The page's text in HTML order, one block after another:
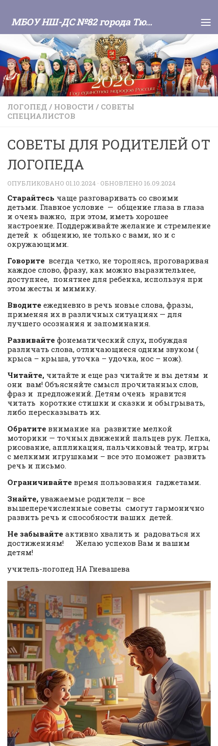
МБОУ НШ-ДС №82 города Тюмени
ЛОГОПЕД / НОВОСТИ / СОВЕТЫ
СПЕЦИАЛИСТОВ
СОВЕТЫ ДЛЯ РОДИТЕЛЕЙ ОТ
ЛОГОПЕДА
ОПУБЛИКОВАНО 01.10.2024 · ОБНОВЛЕНО 16.09.2024
Старайтесь чаще разговаривать со своими
детьми. Главное условие — общение глаза в глаза
и очень важно, при этом, иметь хорошее
настроение. Поддерживайте желание и стремление
детей к общению, не только с вами, но и с
окружающими.
Говорите всегда четко, не торопясь, проговаривая
каждое слово, фразу, как можно выразительнее,
доступнее, понятнее для ребенка, используя при
этом жесты и мимику.
Вводите ежедневно в речь новые слова, фразы,
применяя их в различных ситуациях — для
лучшего осознания и запоминания.
Развивайте фонематический слух, побуждая
различать слова, отличающиеся одним звуком (
крыса – крыша, уточка – удочка, нос – нож).
Читайте, читайте и еще раз читайте и вы детям и
они вам! Объясняйте смысл прочитанных слов,
фраз и предложений. Детям очень нравится
читать короткие стишки и сказки и обыгрывать,
либо пересказывать их.
Обратите внимание на развитие мелкой
моторики — точных движений пальцев рук. Лепка,
рисование, аппликация, пальчиковый театр, игры
с мелкими игрушками – все это поможет развить
речь и письмо.
Ограничивайте время пользования гаджетами.
Знайте, уважаемые родители – все
вышеперечисленные советы смогут гармонично
развить речь и способности ваших детей.
Не забывайте активно хвалить и радоваться их
достижениям! Желаю успехов Вам и вашим
детям!
учитель-логопед НА Гневашева